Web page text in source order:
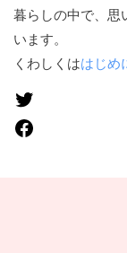
暮らしの中で、思
います。
くわしくははじめ